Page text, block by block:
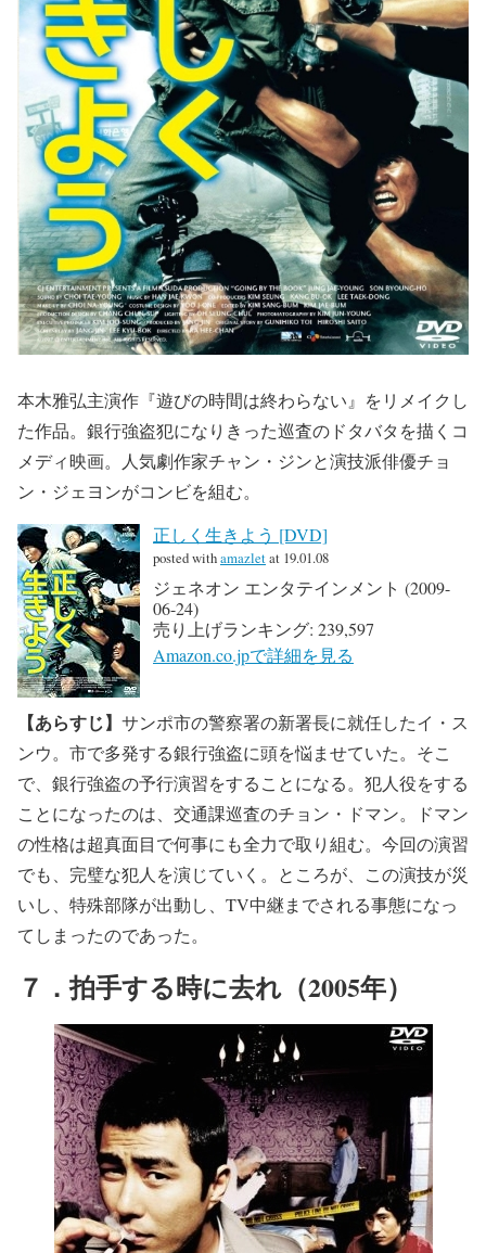
本木雅弘主演作『遊びの時間は終わらない』をリメイクし
た作品。銀行強盗犯になりきった巡査のドタバタを描くコ
メディ映画。人気劇作家チャン・ジンと演技派俳優チョ
ン・ジェヨンがコンビを組む。
正しく生きよう [DVD]
posted withamazletat 19.01.08
ジェネオン エンタテインメント (2009-
06-24)
売り上げランキング: 239,597
Amazon.co.jpで詳細を見る
【あらすじ】 サンポ市の警察署の新署長に就任したイ・ス
ンウ。市で多発する銀行強盗に頭を悩ませていた。そこ
で、銀行強盗の予行演習をすることになる。犯人役をする
ことになったのは、交通課巡査のチョン・ドマン。ドマン
の性格は超真面目で何事にも全力で取り組む。今回の演習
でも、完璧な犯人を演じていく。ところが、この演技が災
いし、特殊部隊が出動し、TV中継までされる事態になっ
てしまったのであった。
７．拍手する時に去れ（2005年）